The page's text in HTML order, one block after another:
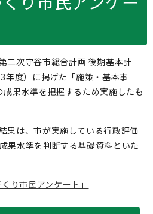
二次守谷市総合計画 後期基本計
年度）に掲げた「施策・基本事
果水準を把握するため実施したも
果は、市が実施している行政評価
果水準を判断する基礎資料といた
り市民アンケート」